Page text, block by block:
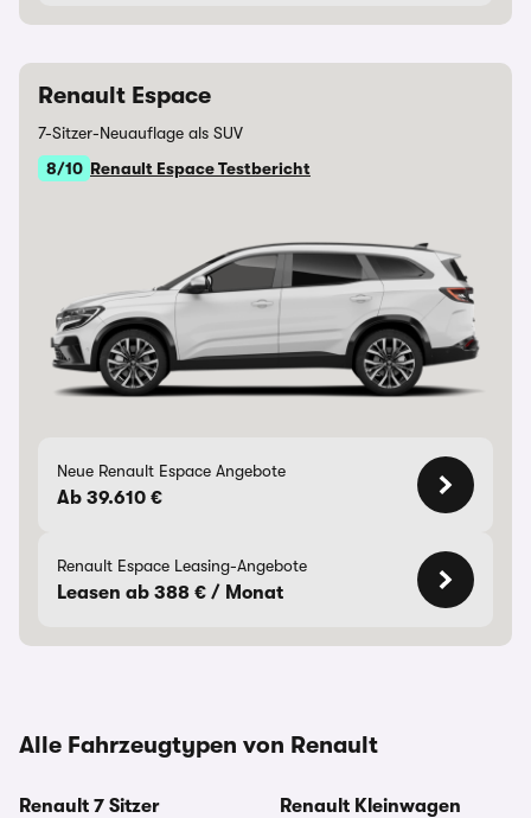
Renault Espace
7-Sitzer-Neuauflage als SUV
8/10 Renault Espace Testbericht
Neue Renault Espace Angebote
Ab 39.610 €
Renault Espace Leasing-Angebote
Leasen ab 388 € / Monat
Alle Fahrzeugtypen von Renault
Renault 7 Sitzer Renault Kleinwagen